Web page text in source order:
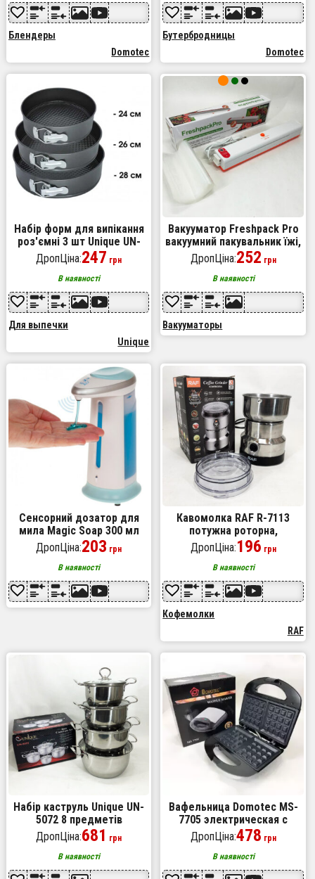
Блендеры
Domotec
Бутербродницы
Domotec
Набір форм для випікання
роз'ємні 3 шт Unique UN-
1702, металева форма для
випікання набір
ДропЦіна:247 грн
В наявності
Для выпечки
Unique
Вакууматор Freshpack Pro
вакуумний пакувальник їжі,
побутової. Колір
помаранчевий
ДропЦіна:252 грн
В наявності
Вакууматоры
Сенсорний дозатор для
мила Magic Soap 300 мл
ДропЦіна:203 грн
В наявності
Кавомолка RAF R-7113
потужна роторна,
електричний подрібнювач,
з нержавіючої сталі 150 Вт
ДропЦіна:196 грн
В наявності
Кофемолки
RAF
Набір каструль Unique UN-
5072 8 предметів
нержавіюча сталь скляні
кришки, Набір посуду для
плит
ДропЦіна:681 грн
В наявності
Вафельница Domotec MS-
7705 электрическая с
антипригарным покрытием
1000 Вт, Электро
вафельница
ДропЦіна:478 грн
В наявності